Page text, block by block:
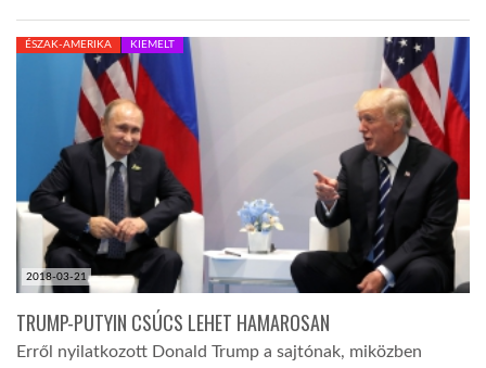
2018-03-21
ÉSZAK-AMERIKA KIEMELT
TRUMP-PUTYIN CSÚCS LEHET HAMAROSAN
Erről nyilatkozott Donald Trump a sajtónak, miközben